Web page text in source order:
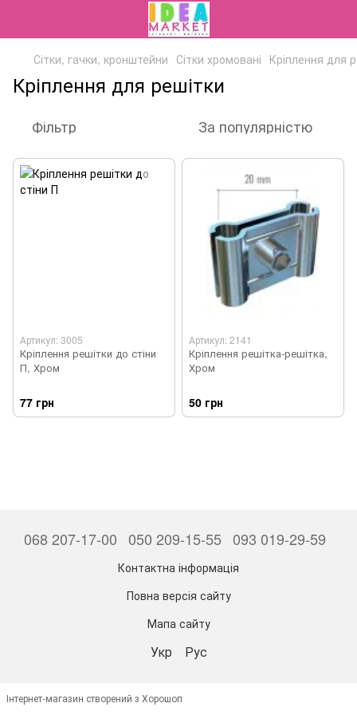
Сітки, гачки, кронштейни Сітки хромовані Кріплення для
Кріплення для решітки
Фільтр За популярністю
Артикул: 3005
Кріплення решітки до стіни
П, Хром
77 грн
Артикул: 2141
Кріплення решітка-решітка,
Хром
50 грн
068 207-17-00 050 209-15-55 093 019-29-59
Контактна інформація
Повна версія сайту
Мапа сайту
Укр Рус
Інтернет-магазин створений з Хорошоп